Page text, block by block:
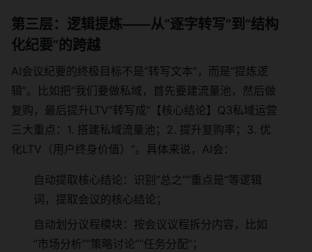
第三层：逻辑提炼——从“逐字转写”到“结构
化纪要”的跨越
AI会议纪要的终极目标不是“转写文本”，而是“提炼逻
辑”。比如把“我们要做私域，首先要建流量池，然后做
复购，最后提升LTV”转写成“【核心结论】Q3私域运营
三大重点：1. 搭建私域流量池；2. 提升复购率；3. 优
化LTV（用户终身价值）”。具体来说，AI会：
自动提取核心结论：识别“总之”“重点是”等逻辑
词，提取会议的核心结论；
自动划分议程模块：按会议议程拆分内容，比如
“市场分析”“策略讨论”“任务分配”；